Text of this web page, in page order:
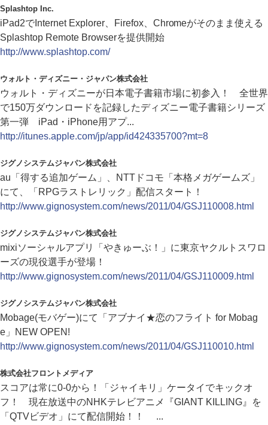
Splashtop Inc.
iPad2でInternet Explorer、Firefox、Chromeがそのまま使える
Splashtop Remote Browserを提供開始
http://www.splashtop.com/
ウォルト・ディズニー・ジャパン株式会社
ウォルト・ディズニーが日本電子書籍市場に初参入！ 全世界
で150万ダウンロードを記録したディズニー電子書籍シリーズ
第一弾 iPad・iPhone用アプ...
http://itunes.apple.com/jp/app/id424335700?mt=8
ジグノシステムジャパン株式会社
au「得する追加ゲーム」、NTTドコモ「本格メガゲームズ」
にて、「RPGラストレリック」配信スタート！
http://www.gignosystem.com/news/2011/04/GSJ110008.html
ジグノシステムジャパン株式会社
mixiソーシャルアプリ「やきゅーぶ！」に東京ヤクルトスワロ
ーズの現役選手が登場！
http://www.gignosystem.com/news/2011/04/GSJ110009.html
ジグノシステムジャパン株式会社
Mobage(モバゲー)にて「アブナイ★恋のフライト for Mobag
e」NEW OPEN!
http://www.gignosystem.com/news/2011/04/GSJ110010.html
株式会社フロントメディア
スコアは常に0-0から！「ジャイキリ」ケータイでキックオ
フ！ 現在放送中のNHKテレビアニメ『GIANT KILLING』を
「QTVビデオ」にて配信開始！！ ...